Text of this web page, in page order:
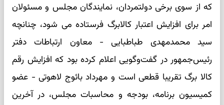
که از سوی برخی دولتمردان، نمایندگان مجلس و مسئولان
امر برای افزایش اعتبار کالابرگ فرستاده می شود، چنانچه
سید محمدمهدی طباطبایی - معاون ارتباطات دفتر
رئیس‌جمهور در گفت‌وگویی اعلام کرده بود که افزایش رقم
کالا برگ تقریبا قطعی است و مهرداد بائوج لاهوتی - عضو
کمیسیون برنامه، بودجه و محاسبات مجلس، در آخرین